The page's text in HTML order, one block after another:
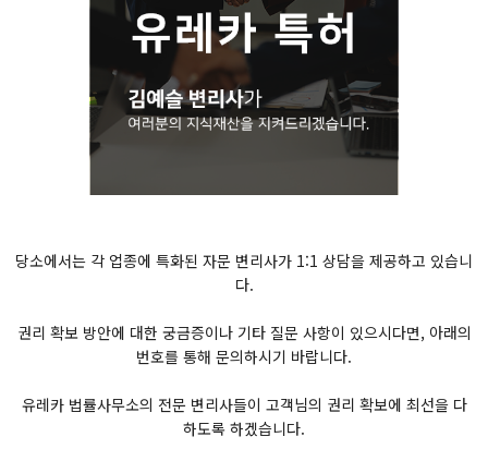
당소에서는 각 업종에 특화된 자문 변리사가 1:1 상담을 제공하고 있습니
다.
권리 확보 방안에 대한 궁금증이나 기타 질문 사항이 있으시다면, 아래의
번호를 통해 문의하시기 바랍니다.
유레카 법률사무소의 전문 변리사들이 고객님의 권리 확보에 최선을 다
하도록 하겠습니다.